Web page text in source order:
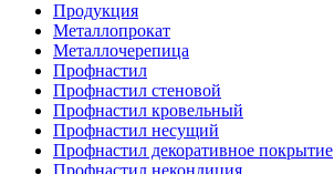
Продукция
Металлопрокат
Металлочерепица
Профнастил
Профнастил стеновой
Профнастил кровельный
Профнастил несущий
Профнастил декоративное покрытие